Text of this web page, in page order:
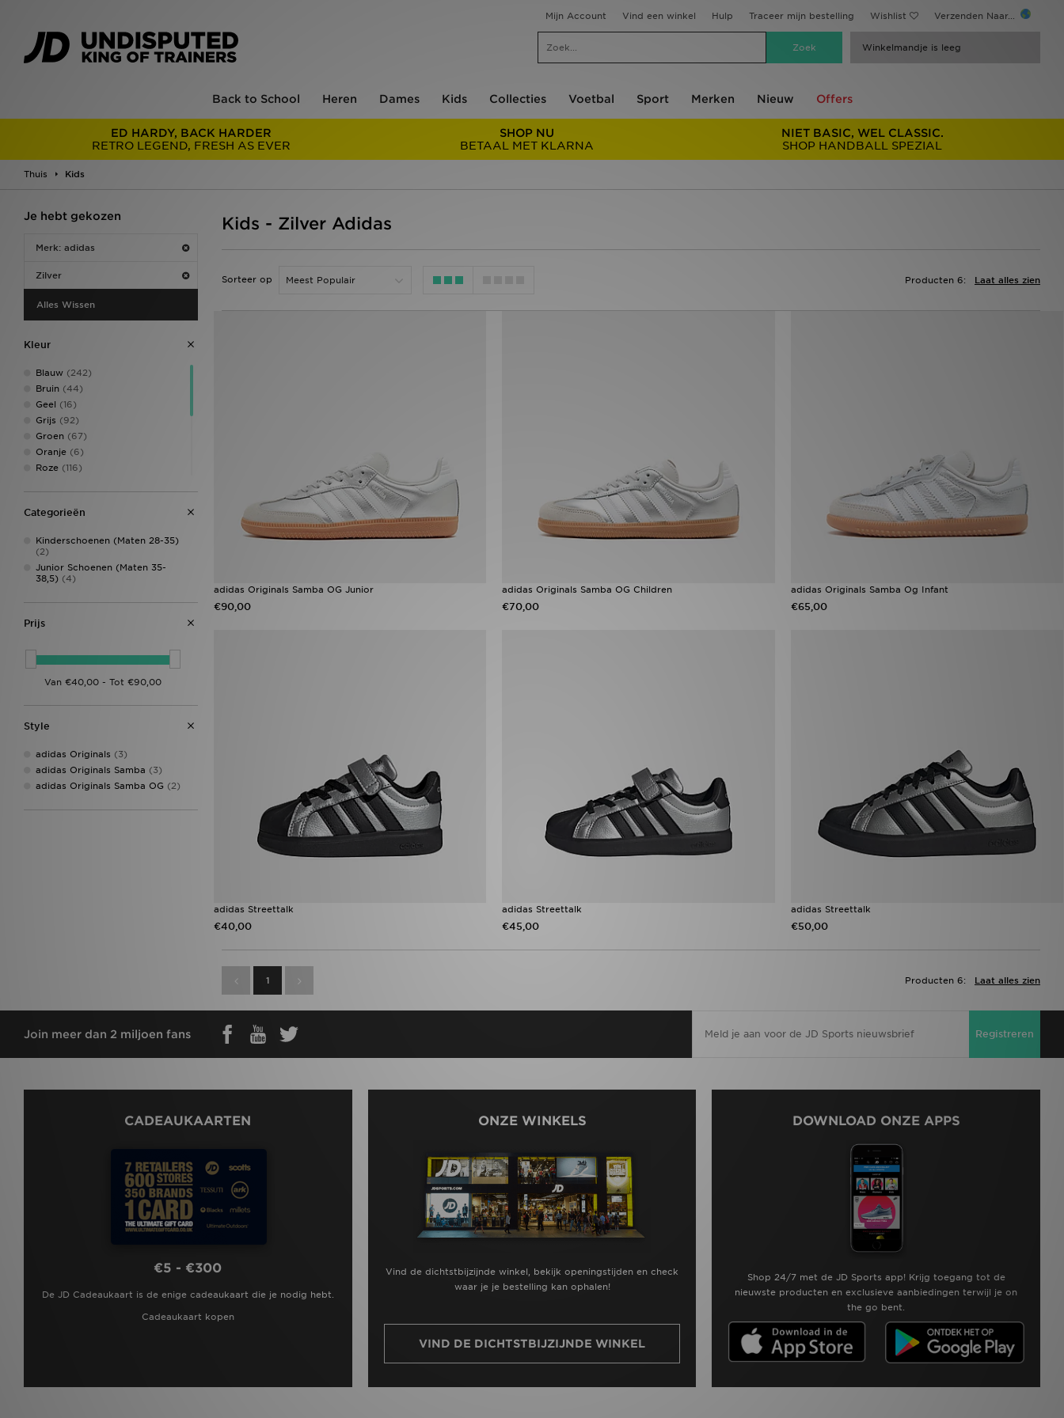
Mijn Account Vind een winkel Hulp Traceer mijn bestelling Wishlist Verzenden Naar...
Winkelmandje is leeg
Back to School Heren Dames Kids Collecties Voetbal Sport Merken Nieuw Offers
ED HARDY, BACK HARDER
RETRO LEGEND, FRESH AS EVER
SHOP NU
BETAAL MET KLARNA
NIET BASIC, WEL CLASSIC.
SHOP HANDBALL SPEZIAL
Thuis Kids
Je hebt gekozen
Merk: adidas
Zilver
Alles Wissen
Kleur
Blauw (242)
Bruin (44)
Geel (16)
Grijs (92)
Groen (67)
Oranje (6)
Roze (116)
Zwart(370)
Crème (2)
Meerkleurig
Paars (40)
Categorieën
Kinderschoenen (Maten 28-35)
(2)
Junior Schoenen (Maten 35-
38,5) (4)
Prijs
Style
adidas Originals (3)
adidas Originals Samba (3)
adidas Originals Samba OG (2)
Kids - Zilver Adidas
Sorteer op Laat alles zien
Producten 6:
adidas Originals Samba OG Junior
€90,00
adidas Originals Samba OG Children
€70,00
adidas Originals Samba Og Infant
€65,00
adidas Streettalk
€40,00
adidas Streettalk
€45,00
adidas Streettalk
€50,00
1 Laat alles zien
Producten 6:
Join meer dan 2 miljoen fans Registreren
CADEAUKAARTEN
€5 - €300
De JD Cadeaukaart is de enige cadeaukaart die je nodig hebt.
Cadeaukaart kopen
ONZE WINKELS
Vind de dichtstbijzijnde winkel, bekijk openingstijden en check
waar je je bestelling kan ophalen!
VIND DE DICHTSTBIJZIJNDE WINKEL
DOWNLOAD ONZE APPS
Shop 24/7 met de JD Sports app! Krijg toegang tot de
nieuwste producten en exclusieve aanbiedingen terwijl je on
the go bent.